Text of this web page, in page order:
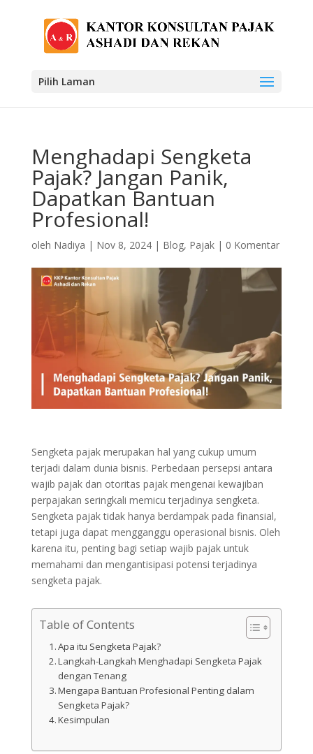
Pilih Laman
Menghadapi Sengketa
Pajak? Jangan Panik,
Dapatkan Bantuan
Profesional!
oleh Nadiya | Nov 8, 2024| Blog, Pajak| 0 Komentar
Sengketa pajak merupakan hal yang cukup umum
terjadi dalam dunia bisnis. Perbedaan persepsi antara
wajib pajak dan otoritas pajak mengenai kewajiban
perpajakan seringkali memicu terjadinya sengketa.
Sengketa pajak tidak hanya berdampak pada finansial,
tetapi juga dapat mengganggu operasional bisnis. Oleh
karena itu, penting bagi setiap wajib pajak untuk
memahami dan mengantisipasi potensi terjadinya
sengketa pajak.
Table of Contents
Apa itu Sengketa Pajak?
Langkah-Langkah Menghadapi Sengketa Pajak
dengan Tenang
Mengapa Bantuan Profesional Penting dalam
Sengketa Pajak?
Kesimpulan